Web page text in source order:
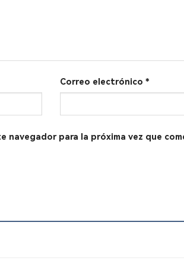
Correo electrónico *
navegador para la próxima vez que